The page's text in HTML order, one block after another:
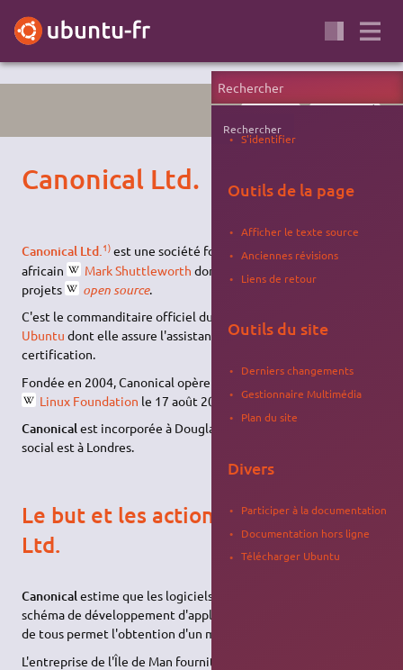
ENTREPRISE COMMUNAUTÉ
Canonical Ltd.
Canonical Ltd. 1) est une société fondée par l'entrepreneur sud-
africain
Mark Shuttleworth dont l'objet est la promotion de
projets
open source.
C'est le commanditaire officiel du système d'exploitation libre
Ubuntu dont elle assure l'assistance technique et la
certification.
Fondée en 2004, Canonical opère mondialement et adhère à la
Linux Foundation le 17 août 2008.
Canonicalest incorporée à Douglas (Île de Man). Son siège
social est à Londres.
Le but et les actions de Canonical
Ltd.
Canonicalestime que les logiciels libres sont le meilleur
schéma de développement d'applications, car la collaboration
de tous permet l'obtention d'un meilleur programme.
L'entreprise de l'Île de Man fournit de plus la certification
Rechercher
S'identifier
Outils de la page
Afficher le texte source
Anciennes révisions
Liens de retour
Outils du site
Derniers changements
Gestionnaire Multimédia
Plan du site
Divers
Participer à la documentation
Documentation hors ligne
Télécharger Ubuntu